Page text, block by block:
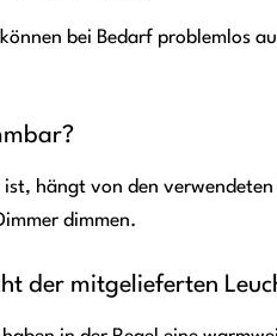
bei Bedarf problemlos
hängt von den
dimmen.
der mitgelieferten